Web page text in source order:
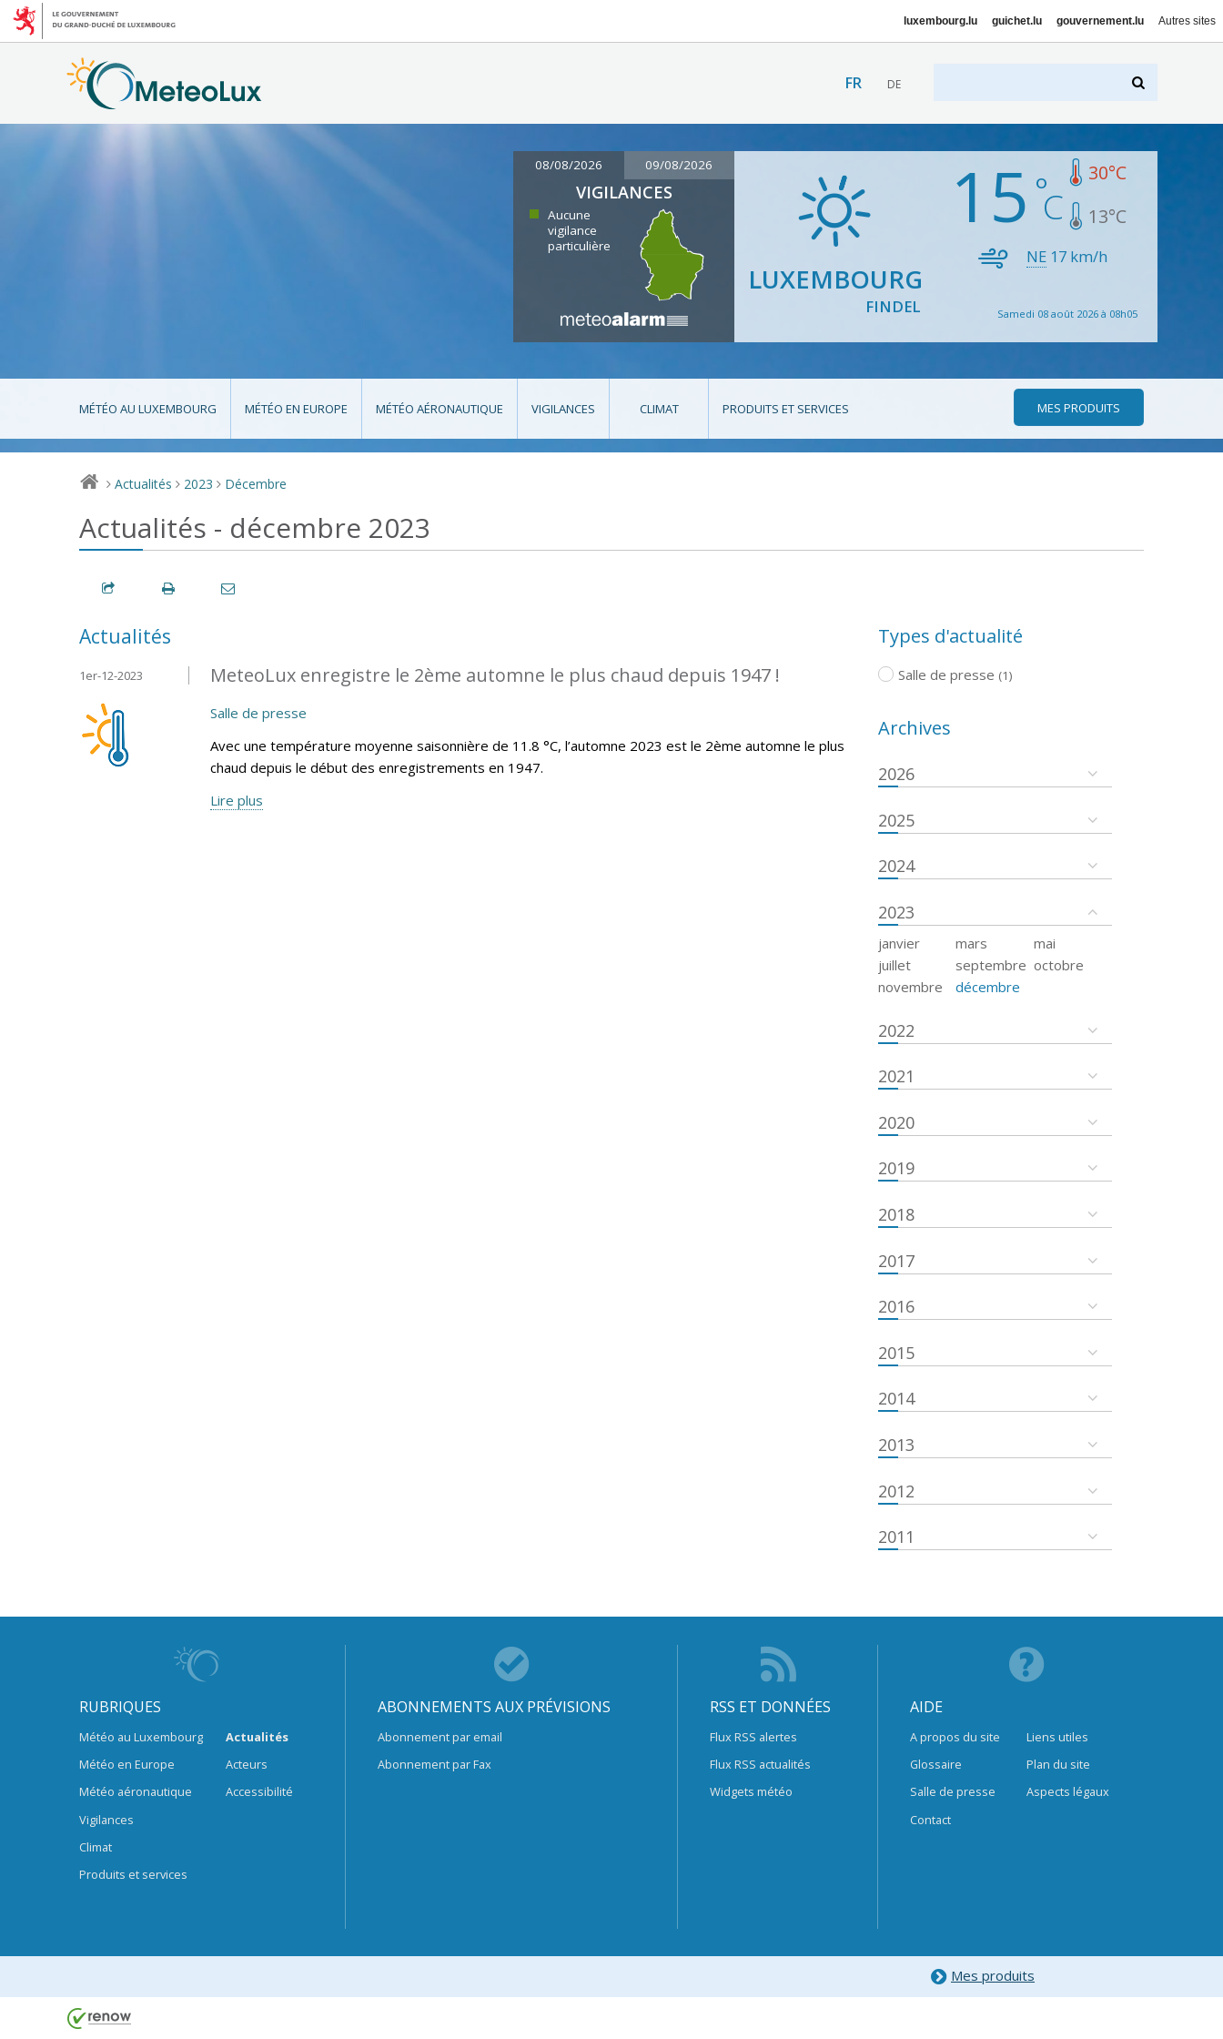
luxembourg.lu guichet.lu gouvernement.lu Autres sites
FR DE
08/08/2026 09/08/2026
VIGILANCES
Aucune
vigilance
particulière
LUXEMBOURG
FINDEL
15 30°C
13°C
NE 17 km/h
Samedi 08 août 2026 à 08h05
MÉTÉO AU LUXEMBOURG MÉTÉO EN EUROPE MÉTÉO AÉRONAUTIQUE VIGILANCES CLIMAT PRODUITS ET SERVICES MES PRODUITS
> Actualités > 2023 > Décembre
Actualités - décembre 2023
Actualités
MeteoLux enregistre le 2ème automne le plus chaud depuis 1947 !
1er-12-2023
Salle de presse
Avec une température moyenne saisonnière de 11.8 °C, l’automne 2023 est le 2ème automne le plus
chaud depuis le début des enregistrements en 1947.
Lire plus
Types d'actualité
Salle de presse (1)
Archives
2026
2025
2024
2023
janvier mars
mai
juillet
septembre octobre
novembre
décembre
2022
2021
2020
2019
2018
2017
2016
2015
2014
2013
2012
2011
RUBRIQUES
Météo au Luxembourg
Météo en Europe
Météo aéronautique
Vigilances
Climat
Produits et services
Actualités
Acteurs
Accessibilité
ABONNEMENTS AUX PRÉVISIONS
Abonnement par email
Abonnement par Fax
RSS ET DONNÉES
Flux RSS alertes
Flux RSS actualités
Widgets météo
AIDE
A propos du site
Glossaire
Salle de presse
Contact
Liens utiles
Plan du site
Aspects légaux
Mes produits